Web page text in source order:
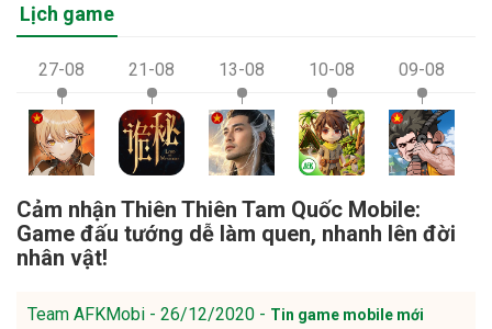
Lịch game
27-08 21-08 13-08 10-08 09-08
Cảm nhận Thiên Thiên Tam Quốc Mobile:
Game đấu tướng dễ làm quen, nhanh lên đời
nhân vật!
Team AFKMobi - 26/12/2020 - Tin game mobile mới